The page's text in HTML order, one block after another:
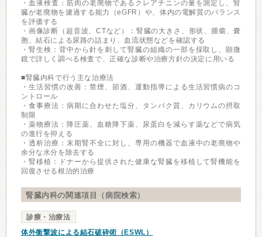
・血液検査：筋肉の老廃物であるクレアチニンの量を測定し、腎
臓が老廃物を濾過する能力（eGFR）や、体内の電解質のバランス
を評価する
・画像診断（超音波、CTなど）：腎臓の大きさ、形状、腫瘍、嚢
胞、結石による尿路の詰まり、血流状態などを確認する
・腎生検：背中から針を刺して腎臓の組織の一部を採取し、顕微
鏡で詳しく調べる検査で、正確な診断や治療方針の決定に用いる
■腎臓内科で行う主な治療法
・生活習慣の改善：禁煙、節酒、運動指導による生活習慣病のコ
ントロール
・食事療法：病期に合わせた塩分、タンパク質、カリウムの摂取
制限
・薬物療法：降圧薬、血糖降下薬、尿蛋白を減らす薬などで病気
の進行を抑える
・透析治療：末期腎不全に対し、専用の機器で血液中の老廃物や
余分な水分を除去する
・腎移植：ドナーから提供された健康な腎臓を移植して腎機能を
回復させる根治的治療
腎臓内科の関連項目（病院検索）
診療・治療法
体外衝撃波による結石破砕術（ESWL）